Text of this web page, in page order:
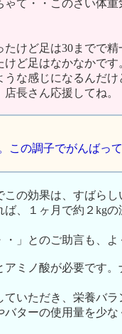
て・・このさい体
けど足は30までで精
けど足はなかなかです
な感じになるんだけ
長さん応援してね。
この調子でがんばっ
の効果は、すばらし
、１ヶ月で約２kg
・」とのご助言も、
ミノ酸が必要です
いただき、栄養バ
バターの使用量を少